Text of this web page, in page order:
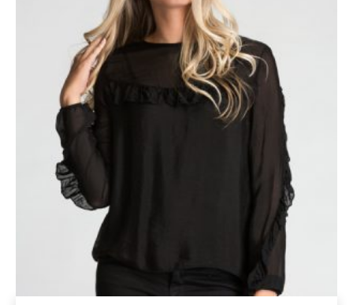
muunnelma.
valinnat
tuotteen